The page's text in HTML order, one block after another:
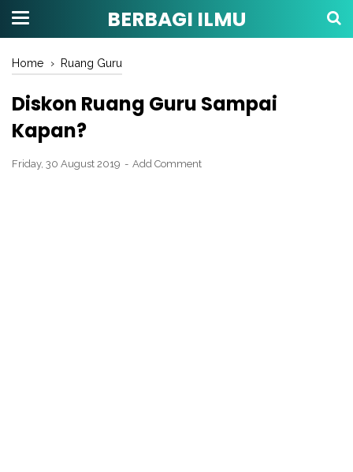
BERBAGI ILMU
Home › Ruang Guru
Diskon Ruang Guru Sampai
Kapan?
Friday, 30 August 2019 Add Comment